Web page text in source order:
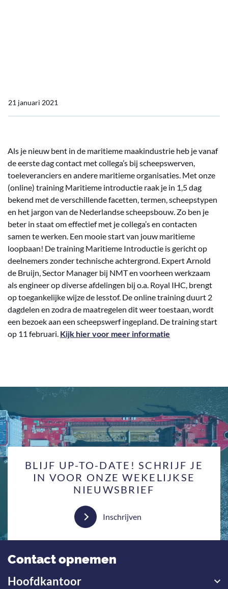
21 januari 2021
Als je nieuw bent in de maritieme maakindustrie heb je vanaf
de eerste dag contact met collega’s bij scheepswerven,
toeleveranciers en andere maritieme organisaties. Met onze
(online) training Maritieme introductie raak je in 1,5 dag
bekend met de verschillende facetten, termen, scheepstypen
en het jargon van de Nederlandse scheepsbouw. Zo ben je
beter in staat om effectief met je collega’s en contacten
samen te werken. Een mooie start van jouw maritieme
loopbaan! De training Maritieme Introductie is gericht op
deelnemers zonder technische achtergrond. Expert Arnold
de Bruijn, Sector Manager bij NMT en voorheen werkzaam
als engineer op diverse afdelingen bij o.a. Royal IHC, brengt
op toegankelijke wijze de lesstof. De online training duurt 2
dagdelen en zodra de maatregelen dit weer toestaan, wordt
een bezoek aan een scheepswerf ingepland. De training start
op 11 februari. Kijk hier voor meer informatie
BLIJF UP-TO-DATE! SCHRIJF JE
IN VOOR ONZE WEKELIJKSE
NIEUWSBRIEF
Inschrijven
Contact opnemen
Hoofdkantoor